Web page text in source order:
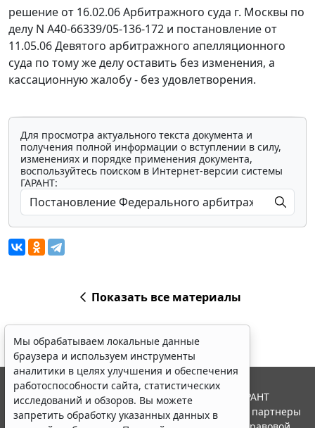
решение от 16.02.06 Арбитражного суда г. Москвы по
делу N А40-66339/05-136-172 и постановление от
11.05.06 Девятого арбитражного апелляционного
суда по тому же делу оставить без изменения, а
кассационную жалобу - без удовлетворения.
Для просмотра актуального текста документа и
получения полной информации о вступлении в силу,
изменениях и порядке применения документа,
воспользуйтесь поиском в Интернет-версии системы
ГАРАНТ:
Показать все материалы
Мы обрабатываем локальные данные
браузера и используем инструменты
аналитики в целях улучшения и обеспечения
работоспособности сайта, статистических
исследований и обзоров. Вы можете
запретить обработку указанных данных в
© ООО "НПП "ГАРАНТ-СЕРВИС", 2026. Система ГАРАНТ
выпускается с 1990 года. Компания "Гарант" и ее партнеры